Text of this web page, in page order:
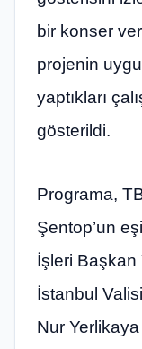
bir konser
projenin
yaptıkları
gösterildi.
Programa,
Şentop’un
İşleri Başkan
İstanbul
Nur Yerlikaya